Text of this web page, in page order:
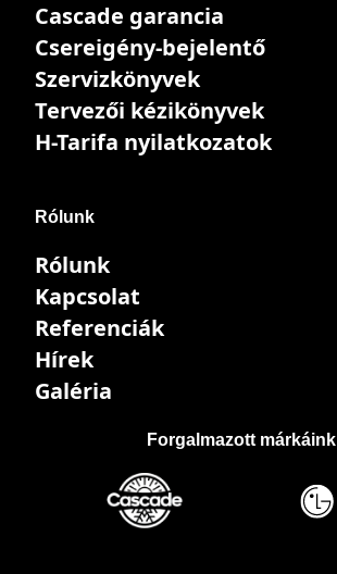
Cascade garancia
Csereigény-bejelentő
Szervizkönyvek
Tervezői kézikönyvek
H-Tarifa nyilatkozatok
Rólunk
Rólunk
Kapcsolat
Referenciák
Hírek
Galéria
Forgalmazott márkáink